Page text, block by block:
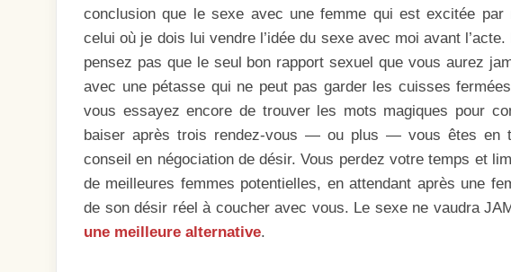
conclusion que le sexe avec une femme qui est excitée
celui où je dois lui vendre l’idée du sexe avec moi avant
pensez pas que le seul bon rapport sexuel que vous aurez
avec une pétasse qui ne peut pas garder les cuisses
vous essayez encore de trouver les mots magiques pour
baiser après trois rendez-vous — ou plus — vous êtes en
conseil en négociation de désir. Vous perdez votre temps et
de meilleures femmes potentielles, en attendant après une
de son désir réel à coucher avec vous. Le sexe ne vaudra
une meilleure alternative.